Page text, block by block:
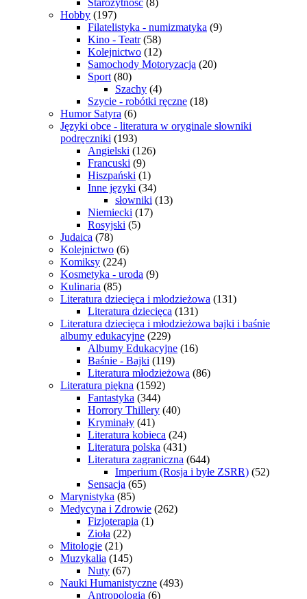
Starożytność (8)
Hobby (197)
Filatelistyka - numizmatyka (9)
Kino - Teatr (58)
Kolejnictwo (12)
Samochody Motoryzacja (20)
Sport (80)
Szachy (4)
Szycie - robótki ręczne (18)
Humor Satyra (6)
Języki obce - literatura w oryginale słowniki
podręczniki (193)
Angielski (126)
Francuski (9)
Hiszpański (1)
Inne języki (34)
słowniki (13)
Niemiecki (17)
Rosyjski (5)
Judaica (78)
Kolejnictwo (6)
Komiksy (224)
Kosmetyka - uroda (9)
Kulinaria (85)
Literatura dziecięca i młodzieżowa (131)
Literatura dziecięca (131)
Literatura dziecięca i młodzieżowa bajki i baśnie
albumy edukacyjne (229)
Albumy Edukacyjne (16)
Baśnie - Bajki (119)
Literatura młodzieżowa (86)
Literatura piękna (1592)
Fantastyka (344)
Horrory Thillery (40)
Kryminały (41)
Literatura kobieca (24)
Literatura polska (431)
Literatura zagraniczna (644)
Imperium (Rosja i byłe ZSRR) (52)
Sensacja (65)
Marynistyka (85)
Medycyna i Zdrowie (262)
Fizjoterapia (1)
Zioła (22)
Mitologie (21)
Muzykalia (145)
Nuty (67)
Nauki Humanistyczne (493)
Antropologia (6)